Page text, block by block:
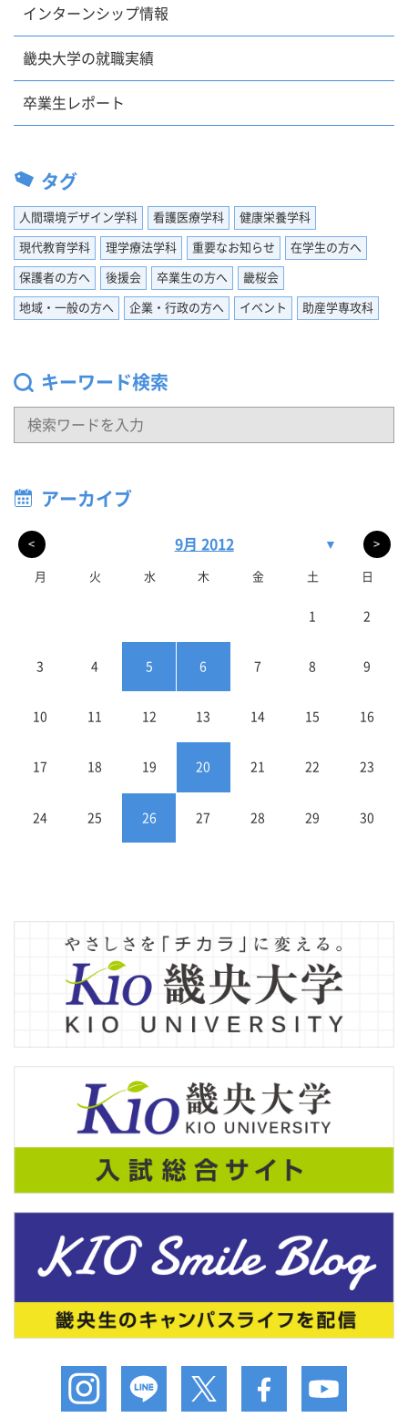
インターンシップ情報
畿央大学の就職実績
卒業生レポート
タグ
人間環境デザイン学科 看護医療学科 健康栄養学科
現代教育学科 理学療法学科 重要なお知らせ 在学生の方へ
保護者の方へ 後援会 卒業生の方へ 畿桜会
地域・一般の方へ 企業・行政の方へ イベント 助産学専攻科
キーワード検索
アーカイブ
< 9月 2012 ▼ >
月 火 水 木 金 土 日
1 2
3 4 5 6 7 8 9
10 11 12 13 14 15 16
17 18 19 20 21 22 23
24 25 26 27 28 29 30